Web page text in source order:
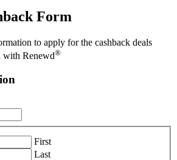
Form
to apply for the cashback deals
with Renewd®
First
Last